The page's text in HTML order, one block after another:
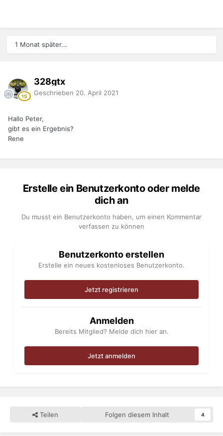
1 Monat später...
328gtx
Geschrieben 20. April 2021
Hallo Peter,
gibt es ein Ergebnis?
Rene
Erstelle ein Benutzerkonto oder melde
dich an
Du musst ein Benutzerkonto haben, um einen Kommentar
verfassen zu können
Benutzerkonto erstellen
Erstelle ein neues kostenloses Benutzerkonto.
Jetzt registrieren
Anmelden
Bereits Mitglied? Melde dich hier an.
Jetzt anmelden
Teilen Folgen diesem Inhalt 4